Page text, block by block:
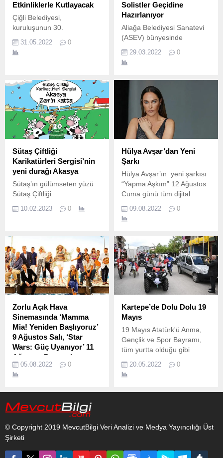
Etkinliklerle Kutlayacak
Çiğli Belediyesi,
kuruluşunun 30.
31.05.2022 0
Solistler Geçidine
Hazırlanıyor
Aliağa Belediyesi Sanatevi
(ASEV) bünyesinde
çalışmalarını sürdüren Türk
Halk Müziği (THM) korosu
yılın ikinci ‘Solistler
29.03.2022 0
Sütaş Çiftliği
Karikatürleri Sergisi’nin
yeni durağı Akasya
Sütaş’ın gülümseten yüzü
Sütaş Çiftliği
10.02.2023 0
Hülya Avşar’dan Yeni
Şarkı
Hülya Avşar’ın yeni şarkısı
“Yapma Aşkım” 12 Ağustos
Cuma günü tüm dijital
09.08.2022 0
Zorlu Açık Hava
Sinemasında ‘Mamma
Mia! Yeniden Başlıyoruz’
9 Ağustos Salı, ‘Star
Wars: Güç Uyanıyor’ 11
Ağustos Perşembe
izleyiciyle buluşacak
‘Mamma Mia! Yeniden
11 Ağustos
Perşembe izleyiciyle
buluşacak Zorlu Center’ın
bu yıl Atelier Gelarto
dondurma sponsorluğunda
05.08.2022 0
Kartepe’de Dolu Dolu 19
Mayıs
19 Mayıs Atatürk'ü Anma,
Gençlik ve Spor Bayramı,
tüm yurtta olduğu gibi
Kartepe’de büyük bir coşku
içerisinde kutlandı.
20.05.2022 0
© Copyright 2019 MevcutBilgi Veri Analizi ve Medya Yayıncılığı Üst
Şirketi